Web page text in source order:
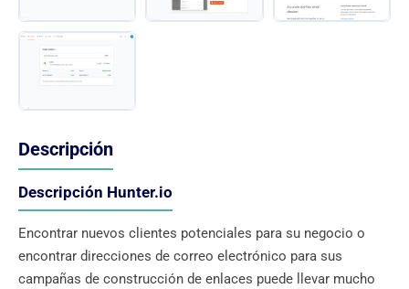
Descripción
Descripción Hunter.io
Encontrar nuevos clientes potenciales para su negocio o
encontrar direcciones de correo electrónico para sus
campañas de construcción de enlaces puede llevar mucho